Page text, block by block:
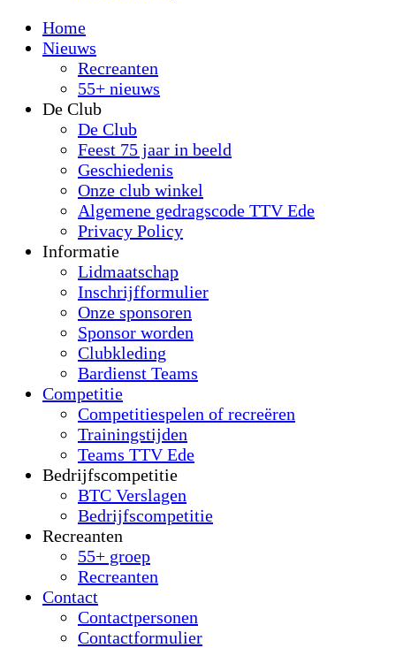
Home
Nieuws
Recreanten
55+ nieuws
De Club
De Club
Feest 75 jaar in beeld
Geschiedenis
Onze club winkel
Algemene gedragscode TTV Ede
Privacy Policy
Informatie
Lidmaatschap
Inschrijfformulier
Onze sponsoren
Sponsor worden
Clubkleding
Bardienst Teams
Competitie
Competitiespelen of recreëren
Trainingstijden
Teams TTV Ede
Bedrijfscompetitie
BTC Verslagen
Bedrijfscompetitie
Recreanten
55+ groep
Recreanten
Contact
Contactpersonen
Contactformulier